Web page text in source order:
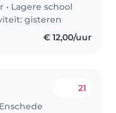
• Lagere school
gisteren
€ 12,00/uur
21